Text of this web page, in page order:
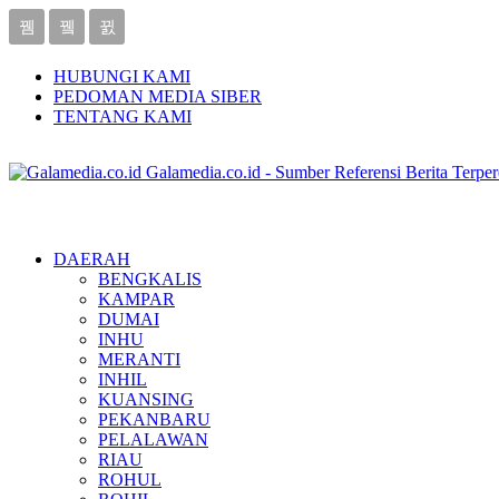
HUBUNGI KAMI
PEDOMAN MEDIA SIBER
TENTANG KAMI
Galamedia.co.id - Sumber Referensi Berita
DAERAH
BENGKALIS
KAMPAR
DUMAI
INHU
MERANTI
INHIL
KUANSING
PEKANBARU
PELALAWAN
RIAU
ROHUL